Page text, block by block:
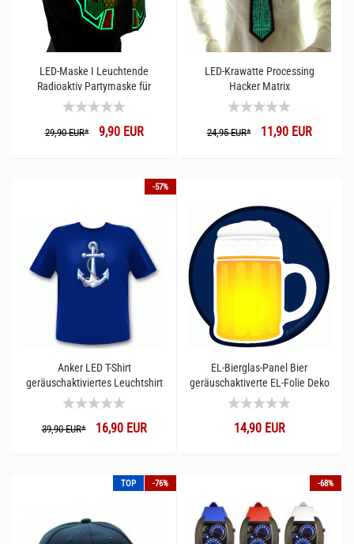
LED-Maske I Leuchtende
Radioaktiv Partymaske für
Festival Raves & Techno Club I
Leuchtmaske Ucult
29,90 EUR*9,90 EUR
LED-Krawatte Processing
Hacker Matrix
24,95 EUR*11,90 EUR
-57%
Anker LED T-Shirt
geräuschaktiviertes Leuchtshirt
39,90 EUR*16,90 EUR
EL-Bierglas-Panel Bier
geräuschaktiverte EL-Folie Deko
Bastler Bedarf Gadget
14,90 EUR
TOP -76% -68%